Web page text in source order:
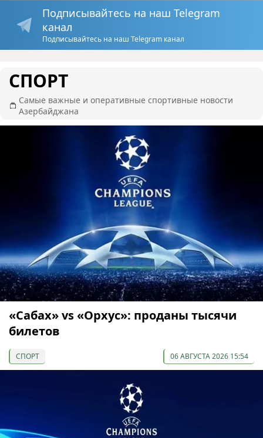
Подписывайтесь на наш Telegram
канал
Подписывайтесь на наш Telegram канал
СПОРТ
Самые важные и оперативные спортивные новости
Азербайджана
«Сабах» vs «Орхус»: проданы тысячи
билетов
СПОРТ 06 АВГУСТА 2026 15:54